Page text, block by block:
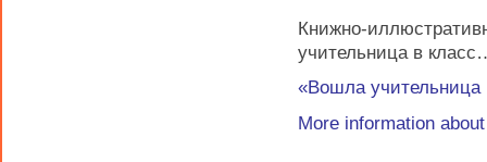
Книжно-
учительница в
«Вошла
More information